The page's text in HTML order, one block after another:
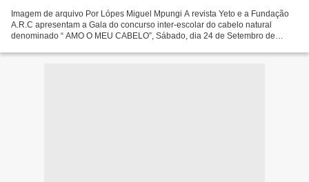
Imagem de arquivo Por Lópes Miguel Mpungi A revista Yeto e a Fundação
A.R.C apresentam a Gala do concurso inter-escolar do cabelo natural
denominado “ AMO O MEU CABELO”, Sábado, dia 24 de Setembro de